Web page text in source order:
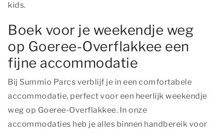
kids.
Boek voor je weekendje weg
op Goeree-Overflakkee een
fijne accommodatie
Bij Summio Parcs verblijf je in een comfortabele
accommodatie, perfect voor een heerlijk weekendje
weg op Goeree-Overflakkee. In onze
accommodaties heb je alles binnen handbereik voor